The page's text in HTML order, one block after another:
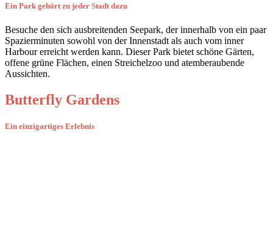
Ein Park gehört zu jeder Stadt dazu
Besuche den sich ausbreitenden Seepark, der innerhalb von ein paar
Spazierminuten sowohl von der Innenstadt als auch vom inner
Harbour erreicht werden kann. Dieser Park bietet schöne Gärten,
offene grüne Flächen, einen Streichelzoo und atemberaubende
Aussichten.
Butterfly Gardens
Ein einzigartiges Erlebnis